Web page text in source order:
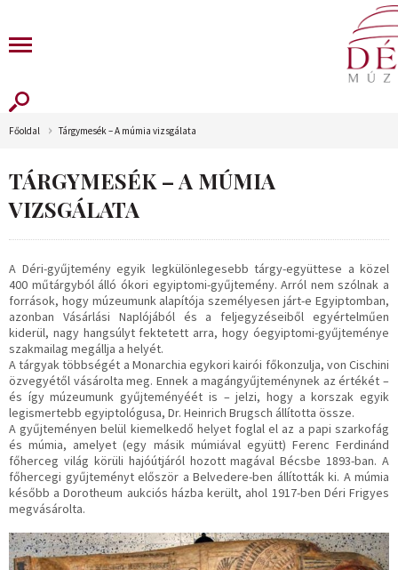
Főoldal Tárgymesék – A múmia vizsgálata
TÁRGYMESÉK – A MÚMIA
VIZSGÁLATA
A Déri-gyűjtemény egyik legkülönlegesebb tárgy-együttese a közel
400 műtárgyból álló ókori egyiptomi-gyűjtemény. Arról nem szólnak a
források, hogy múzeumunk alapítója személyesen járt-e Egyiptomban,
azonban Vásárlási Naplójából és a feljegyzéseiből egyértelműen
kiderül, nagy hangsúlyt fektetett arra, hogy óegyiptomi-gyűjteménye
szakmailag megállja a helyét.
A tárgyak többségét a Monarchia egykori kairói főkonzulja, von Cischini
özvegyétől vásárolta meg. Ennek a magángyűjteménynek az értékét –
és így múzeumunk gyűjteményéét is – jelzi, hogy a korszak egyik
legismertebb egyiptológusa, Dr. Heinrich Brugsch állította össze.
A gyűjteményen belül kiemelkedő helyet foglal el az a papi szarkofág
és múmia, amelyet (egy másik múmiával együtt) Ferenc Ferdinánd
főherceg világ körüli hajóútjáról hozott magával Bécsbe 1893-ban. A
főhercegi gyűjteményt először a Belvedere-ben állították ki. A múmia
később a Dorotheum aukciós házba került, ahol 1917-ben Déri Frigyes
megvásárolta.